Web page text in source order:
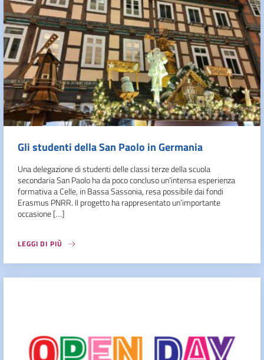
Gli studenti della San Paolo in Germania
Una delegazione di studenti delle classi terze della scuola
secondaria San Paolo ha da poco concluso un’intensa esperienza
formativa a Celle, in Bassa Sassonia, resa possibile dai fondi
Erasmus PNRR. Il progetto ha rappresentato un’importante
occasione […]
LEGGI DI PIÙ